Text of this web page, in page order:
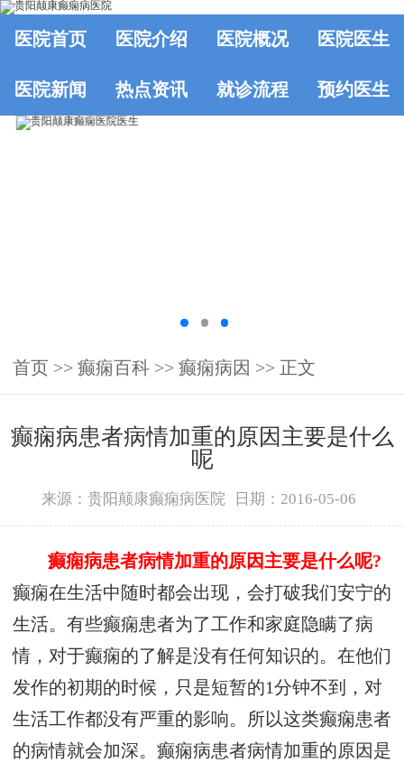
医院首页 医院介绍 医院概况 医院医生
医院新闻 热点资讯 就诊流程 预约医生
首页 >> 癫痫百科 >> 癫痫病因 >> 正文
癫痫病患者病情加重的原因主要是什么
呢
来源：贵阳颠康癫痫病医院 日期：2016-05-06
癫痫病患者病情加重的原因主要是什么呢?
癫痫在生活中随时都会出现，会打破我们安宁的
生活。有些癫痫患者为了工作和家庭隐瞒了病
情，对于癫痫的了解是没有任何知识的。在他们
发作的初期的时候，只是短暂的1分钟不到，对
生活工作都没有严重的影响。所以这类癫痫患者
的病情就会加深。癫痫病患者病情加重的原因是